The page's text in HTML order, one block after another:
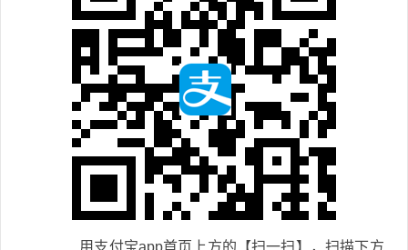
用支付宝app首页上方的【扫一扫】，扫描下方